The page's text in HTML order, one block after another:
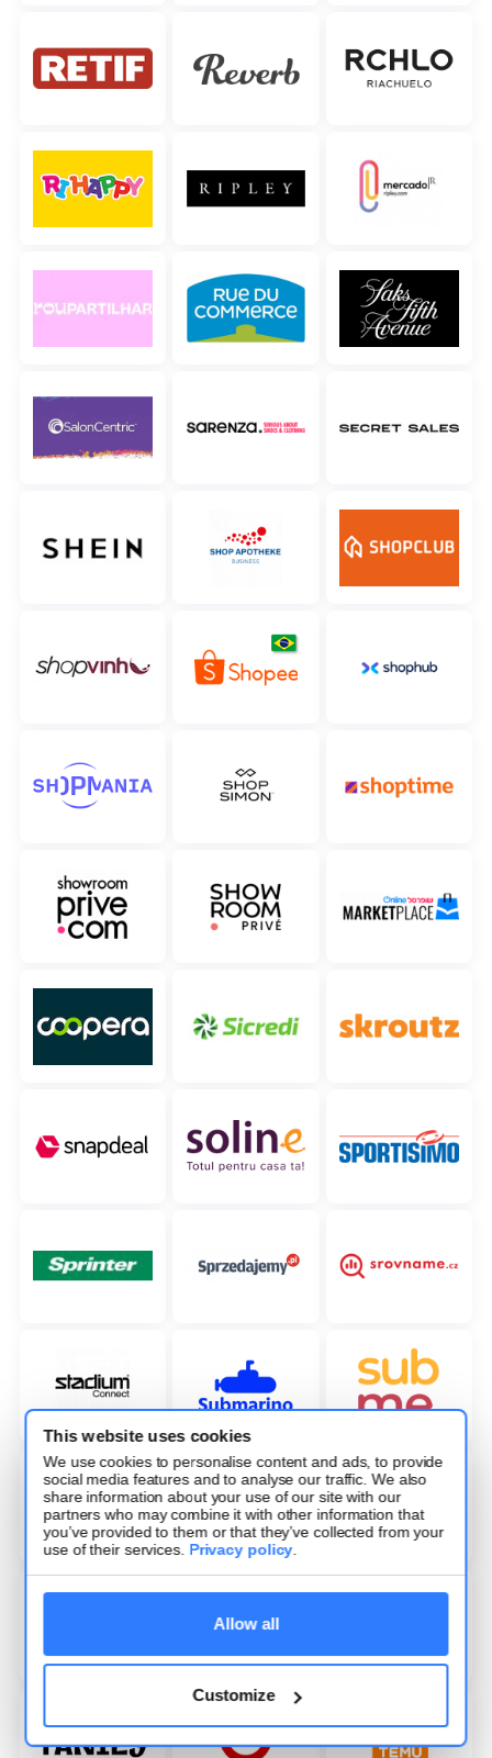
This website uses cookies
We use cookies to personalise content and ads, to provide
social media features and to analyse our traffic. We also
share information about your use of our site with our
partners who may combine it with other information that
you’ve provided to them or that they’ve collected from your
use of their services. Privacy policy.
Allow all
Customize